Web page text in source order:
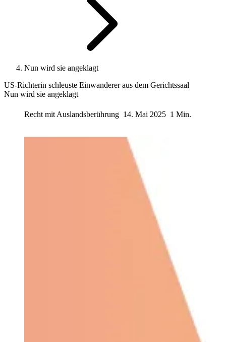
Nun wird sie angeklagt
US-Richterin schleuste Einwanderer aus dem Gerichtssaal
Nun wird sie angeklagt
Recht mit Auslandsberührung 14. Mai 2025 1 Min.